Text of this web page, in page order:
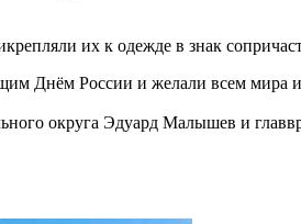
их к одежде в знак
Днём России и желали всем мира
округа Эдуард Малышев и